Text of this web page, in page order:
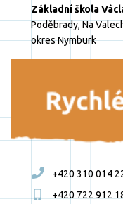
Základní škola
Poděbrady, Na
okres Nymburk
+420 310 014
+420 722 912